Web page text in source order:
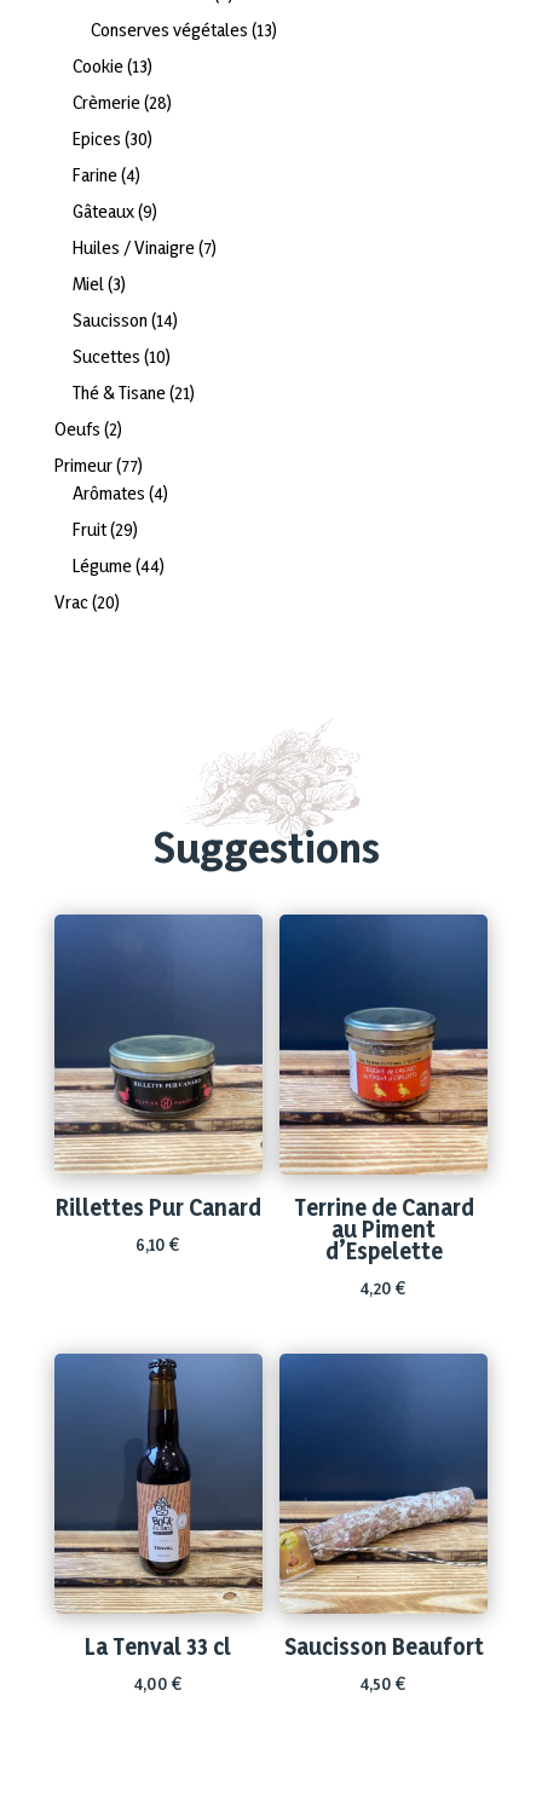
produits
Conserves végétales 1313
Cookie 1313
produits
Crèmerie 2828
Epices 3030
Farine 44
produits
Gâteaux 99
produits
Huiles / Vinaigre 77
Miel 33
produits
Saucisson 1414
Sucettes 1010
produits
Thé & Tisane 2121
Oeufs 22
produits
Primeur 7777
produits
Arômates 44
Fruit 2929
produits
Légume 4444
Vrac 2020
Suggestions
Rillettes Pur Canard
6,10€
Terrine de Canard
au Piment
d’Espelette
4,20€
La Tenval 33 cl
4,00 €
Saucisson Beaufort
4,50€